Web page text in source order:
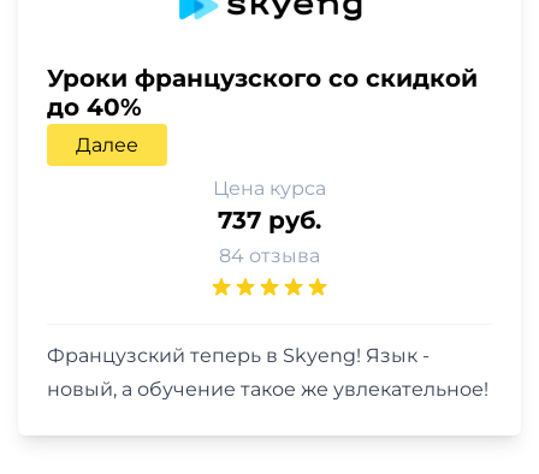
Уроки французского со скидкой
до 40%
Далее
Цена курса
737 руб.
84 отзыва
Французский теперь в Skyeng! Язык -
новый, а обучение такое же увлекательное!